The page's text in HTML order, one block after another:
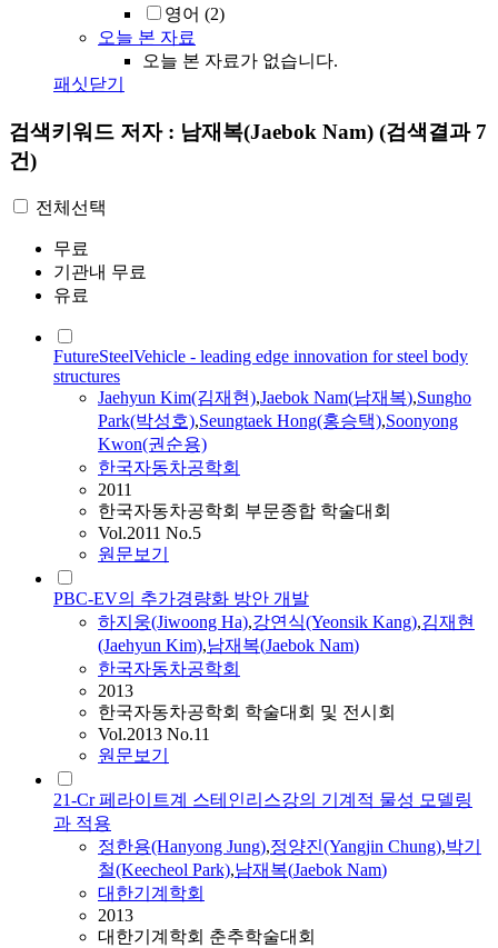
영어 (2)
오늘 본 자료
오늘 본 자료가 없습니다.
패싯닫기
검색키워드 저자 : 남재복(Jaebok Nam) (검색결과 7
건)
전체선택
무료
기관내 무료
유료
FutureSteelVehicle - leading edge innovation for steel body
structures
Jaehyun Kim(김재현),Jaebok Nam(남재복),Sungho
Park(박성호),Seungtaek Hong(홍승택),Soonyong
Kwon(권순용)
한국자동차공학회
2011
한국자동차공학회 부문종합 학술대회
Vol.2011 No.5
원문보기
PBC-EV의 추가경량화 방안 개발
하지웅(Jiwoong Ha),강연식(Yeonsik Kang),김재현
(Jaehyun Kim),남재복(Jaebok Nam)
한국자동차공학회
2013
한국자동차공학회 학술대회 및 전시회
Vol.2013 No.11
원문보기
21-Cr 페라이트계 스테인리스강의 기계적 물성 모델링
과 적용
정한용(Hanyong Jung),정양진(Yangjin Chung),박기
철(Keecheol Park),남재복(Jaebok Nam)
대한기계학회
2013
대한기계학회 춘추학술대회